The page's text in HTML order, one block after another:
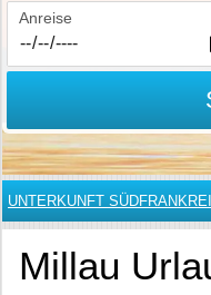
Anreise
UNTERKUNFT
Millau